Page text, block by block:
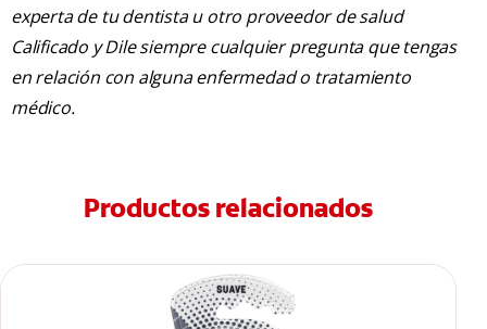
experta de tu dentista u otro proveedor de salud
Calificado y Dile siempre cualquier pregunta que tengas
en relación con alguna enfermedad o tratamiento
médico.
Productos relacionados